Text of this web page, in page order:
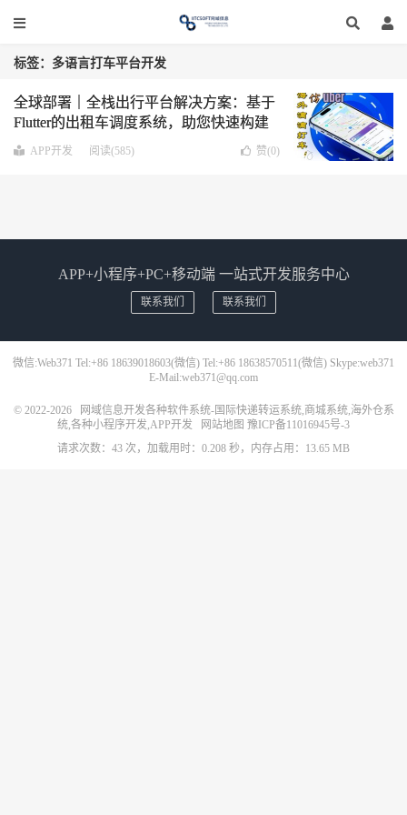
标签：多语言打车平台开发
全球部署｜全栈出行平台解决方案：基于
Flutter的出租车调度系统，助您快速构建
多语言网约车平台源码
APP开发 阅读(585) 赞(0)
APP+小程序+PC+移动端 一站式开发服务中心
联系我们 联系我们
微信:Web371 Tel:+86 18639018603(微信) Tel:+86 18638570511(微信) Skype:web371
E-Mail:web371@qq.com
© 2022-2026
网域信息开发各种软件系统-国际快递转运系统,商城系统,海外仓系
统,各种小程序开发,APP开发
网站地图 豫ICP备11016945号-3
请求次数：43 次，加载用时：0.208 秒，内存占用：13.65 MB